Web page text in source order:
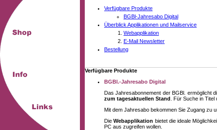
Verfügbare Produkte
BGBl-Jahresabo Digital
Überblick Applikationen und Mailservice
Webapplikation
E-Mail Newsletter
Bestellung
Verfügbare Produkte
BGBl.-Jahresabo Digital
Das Jahresabonnement der BGBl. ermöglicht
zum tagesaktuellen Stand . Für Suche in
Mit dem Jahresabo bekommen Sie Zugang zu
DieWebapplikation bietet die ideale
PC aus zugreifen wollen.